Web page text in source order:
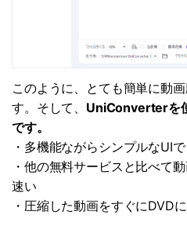
このように、とても簡単に動
す。そして、 UniConverterを
です。
・多機能ながらシンプルなUI
・他の無料サービスと比べて
速い
・圧縮した動画をすぐにDVD